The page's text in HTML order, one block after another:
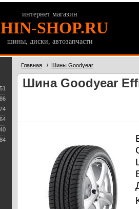
интернет магазин
SHOP.RU
шины, диски, автозапчасти
64
Главная / Шины Goodyear
Шина Goodyear